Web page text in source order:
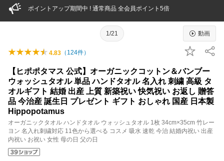
ポイントアップ期間中 ! 通常商品 全会員ポイント5倍
1/21 動画
4.83 （ 124件）
【ヒポポタマス 公式】オーガニックコットン＆バンブー
ウォッシュタオル 単品 ハンドタオル 名入れ 刺繍 高級 タ
オルギフト 結婚 出産 上質 新築祝い 快気祝い お返し 贈答
品 今治産 誕生日 プレゼント ギフト おしゃれ 国産 日本製
Hippopotamus
オーガニックタオル ハンドタオル ウォッシュタオル 1枚 34cm×35cm 竹レー
ヨン 名入れ刺繍対応 11色から選べる コスメ 吸水 速乾 今治 結婚内祝い 出産
内祝い お祝い 女性 母の日 父の日